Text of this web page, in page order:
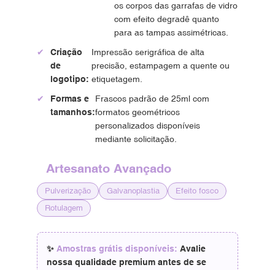
os corpos das garrafas de vidro
com efeito degradê quanto
para as tampas assimétricas.
✔
Criação
de
logotipo:
Impressão serigráfica de alta
precisão, estampagem a quente ou
etiquetagem.
✔
Formas e
tamanhos:
Frascos padrão de 25ml com
formatos geométricos
personalizados disponíveis
mediante solicitação.
Artesanato Avançado
Pulverização Galvanoplastia
Efeito fosco
Rotulagem
✨ Amostras grátis disponíveis: Avalie
nossa qualidade premium antes de se